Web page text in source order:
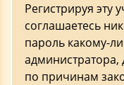
Регистрируя эту
соглашаетесь
пароль какому-
по причинам